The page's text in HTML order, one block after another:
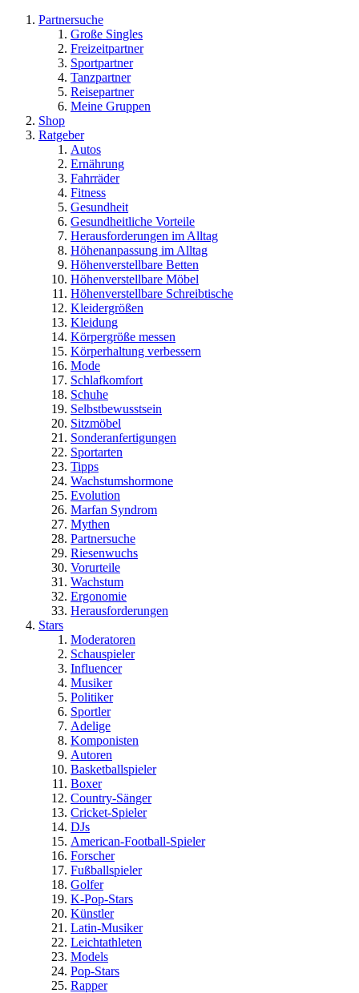
Partnersuche
Große Singles
Freizeitpartner
Sportpartner
Tanzpartner
Reisepartner
Meine Gruppen
Shop
Ratgeber
Autos
Ernährung
Fahrräder
Fitness
Gesundheit
Gesundheitliche Vorteile
Herausforderungen im Alltag
Höhenanpassung im Alltag
Höhenverstellbare Betten
Höhenverstellbare Möbel
Höhenverstellbare Schreibtische
Kleidergrößen
Kleidung
Körpergröße messen
Körperhaltung verbessern
Mode
Schlafkomfort
Schuhe
Selbstbewusstsein
Sitzmöbel
Sonderanfertigungen
Sportarten
Tipps
Wachstumshormone
Evolution
Marfan Syndrom
Mythen
Partnersuche
Riesenwuchs
Vorurteile
Wachstum
Ergonomie
Herausforderungen
Stars
Moderatoren
Schauspieler
Influencer
Musiker
Politiker
Sportler
Adelige
Komponisten
Autoren
Basketballspieler
Boxer
Country-Sänger
Cricket-Spieler
DJs
American-Football-Spieler
Forscher
Fußballspieler
Golfer
K-Pop-Stars
Künstler
Latin-Musiker
Leichtathleten
Models
Pop-Stars
Rapper